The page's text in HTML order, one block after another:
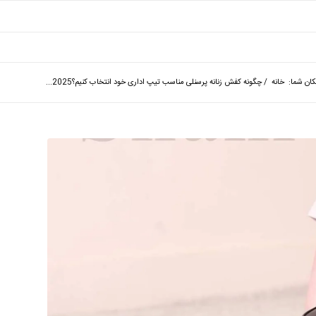
شما: خانه /چگونه کفش زنانه پرسنلی مناسب تیپ اداری خود انتخاب کنیم؟2025...